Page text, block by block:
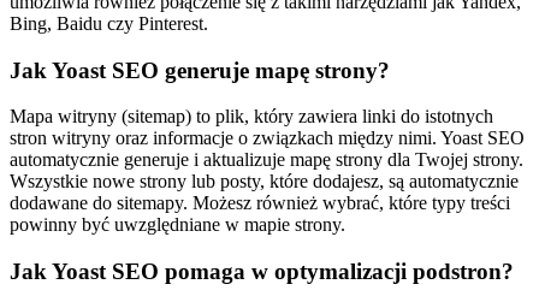
Bing, Baidu czy Pinterest.
Jak Yoast SEO generuje mapę strony?
Mapa witryny (sitemap) to plik, który zawiera linki do istotnych
stron witryny oraz informacje o związkach między nimi. Yoast SEO
automatycznie generuje i aktualizuje mapę strony dla Twojej strony.
Wszystkie nowe strony lub posty, które dodajesz, są automatycznie
dodawane do sitemapy. Możesz również wybrać, które typy treści
powinny być uwzględniane w mapie strony.
Jak Yoast SEO pomaga w optymalizacji podstron?